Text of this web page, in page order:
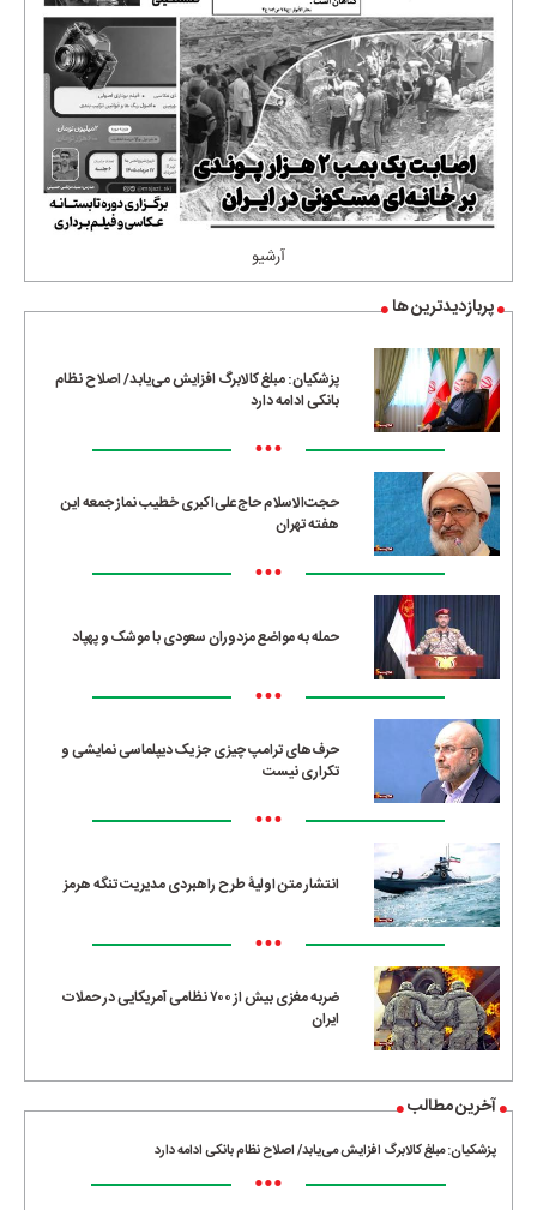
آرشیو
پربازدیدترین ها
پزشکیان: مبلغ کالابرگ افزایش می‌یابد/ اصلاح نظام
بانکی ادامه دارد
•••
حجت‌الاسلام حاج‌علی‌اکبری خطیب نماز جمعه این
هفته تهران
•••
حمله به مواضع مزدوران سعودی با موشک و پهپاد
•••
حرف‌های ترامپ چیزی جز یک دیپلماسی نمایشی و
تکراری نیست
•••
انتشار متن اولیۀ طرح راهبردی مدیریت تنگه هرمز
•••
ضربه مغزی بیش از ۷۰۰ نظامی آمریکایی در حملات
ایران
آخرین مطالب
پزشکیان: مبلغ کالابرگ افزایش می‌یابد/ اصلاح نظام بانکی ادامه دارد
•••